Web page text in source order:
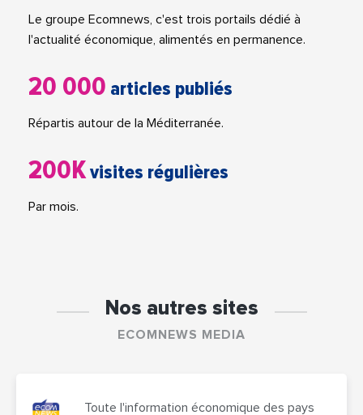
Le groupe Ecomnews, c'est trois portails dédié à
l'actualité économique, alimentés en permanence.
20 000 articles publiés
Répartis autour de la Méditerranée.
200Kvisites régulières
Par mois.
Nos autres sites
ECOMNEWS MEDIA
Toute l'information économique des pays